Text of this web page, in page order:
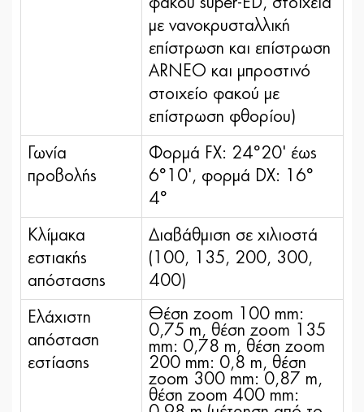
με νανοκρυσταλλική
επίστρωση και επίστρωση
ARNEO και μπροστινό
στοιχείο φακού με
επίστρωση φθορίου)
Γωνία
προβολής
Φορμά FX: 24°20' έως
6°10', φορμά DX: 16°
4°
Κλίμακα
εστιακής
απόστασης
Διαβάθμιση σε χιλιοστά
(100, 135, 200, 300,
400)
Ελάχιστη
απόσταση
εστίασης
Θέση zoom 100 mm:
0,75 m, θέση zoom 135
mm: 0,78 m, θέση zoom
200 mm: 0,8 m, θέση
zoom 300 mm: 0,87 m,
θέση zoom 400 mm: